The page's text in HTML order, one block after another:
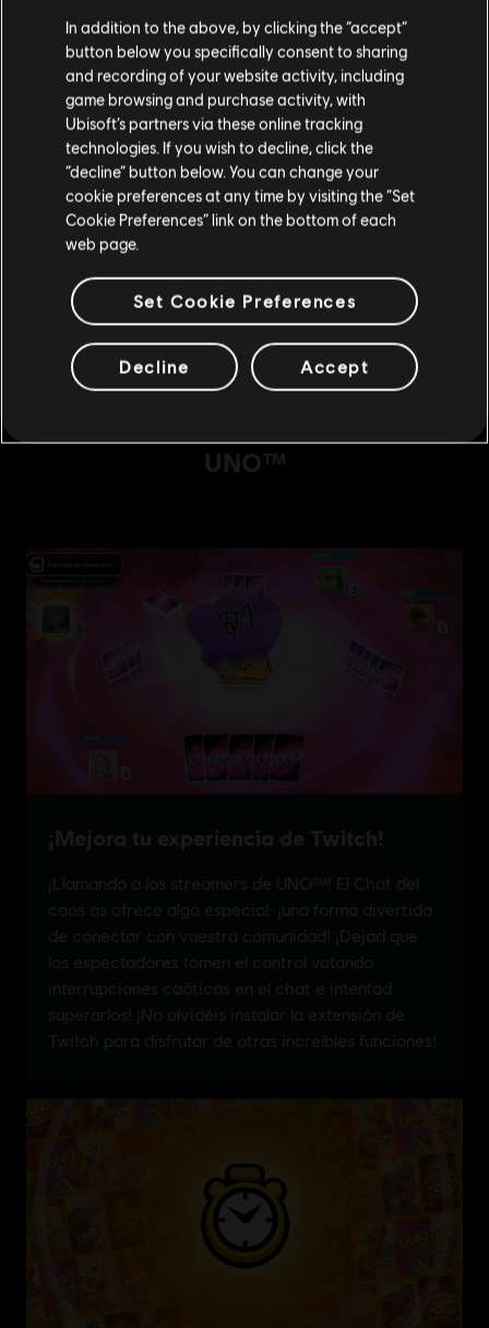
Por favor, visita nuestra Store local para realizar
tu compra.
Permanecer en esta Store
Actualizar mi localidad
In addition to the above, by clicking the “accept”
button below you specifically consent to sharing
and recording of your website activity, including
game browsing and purchase activity, with
Ubisoft’s partners via these online tracking
technologies. If you wish to decline, click the
“decline” button below. You can change your
cookie preferences at any time by visiting the “Set
Cookie Preferences” link on the bottom of each
web page.
Set Cookie Preferences
Decline Accept